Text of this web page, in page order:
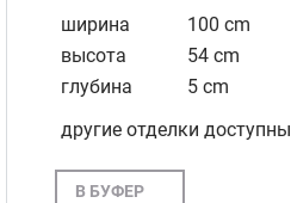
ширина
100 cm
высота
54 cm
глубина
5 cm
другие отделки доступны
В БУФЕР